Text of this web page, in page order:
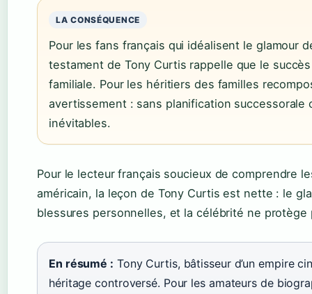
LA CONSÉQUENCE
Pour les fans français qui idéalisent le glamour
testament de Tony Curtis rappelle que le
familiale. Pour les héritiers des familles
avertissement : sans planification successorale
inévitables.
Pour le lecteur français soucieux de comprendre
américain, la leçon de Tony Curtis est nette : le
blessures personnelles, et la célébrité ne protège
En résumé : Tony Curtis, bâtisseur d’un empire
héritage controversé. Pour les amateurs de